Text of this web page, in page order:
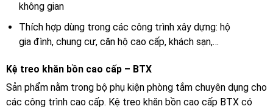
không gian
Thích hợp dùng trong các công trình xây dựng: hộ
gia đình, chung cư, căn hộ cao cấp, khách sạn,…
Kệ treo khăn bồn cao cấp – BTX
Sản phẩm nằm trong bộ phụ kiện phòng tắm chuyên dụng cho
các công trình cao cấp. Kệ treo khăn bồn cao cấp BTX có